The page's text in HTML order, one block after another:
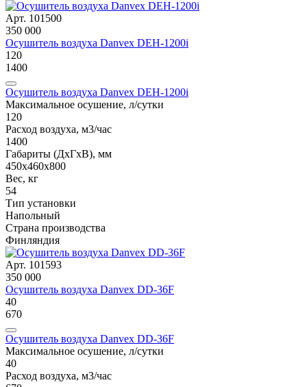
Арт. 101500
350 000
Осушитель воздуха Danvex DEH-1200i
120
1400
Осушитель воздуха Danvex DEH-1200i
Максимальное осушение, л/сутки
120
Расход воздуха, м3/час
1400
Габариты (ДxГxВ), мм
450x460x800
Вес, кг
54
Тип установки
Напольный
Страна производства
Финляндия
Арт. 101593
350 000
Осушитель воздуха Danvex DD-36F
40
670
Осушитель воздуха Danvex DD-36F
Максимальное осушение, л/сутки
40
Расход воздуха, м3/час